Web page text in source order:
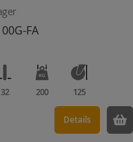
FA
32 200 125
Details